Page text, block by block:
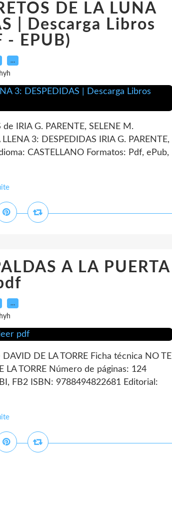
DE LA LUNA
| Descarga Libros
- EPUB)
…
IRIA G. PARENTE, SELENE M.
3: DESPEDIDAS IRIA G. PARENTE,
CASTELLANO Formatos: Pdf, ePub,
A LA PUERTA
…
DAVID DE LA TORRE Ficha técnica NO TE
LA TORRE Número de páginas: 124
FB2 ISBN: 9788494822681 Editorial: